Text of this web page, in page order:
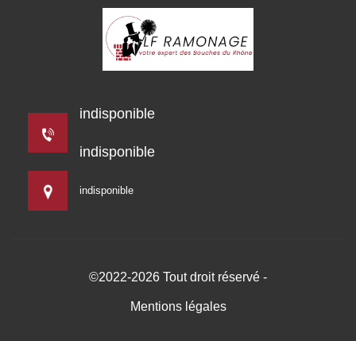
indisponible
indisponible
indisponible
©2022-2026 Tout droit réservé -
Mentions légales